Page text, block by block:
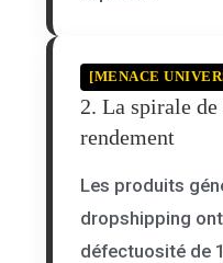
[MENACE
2. La spirale
rendement
Les produits
dropshipping
défectuosité de